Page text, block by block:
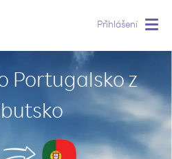
Přihlášení
Portugalsko z